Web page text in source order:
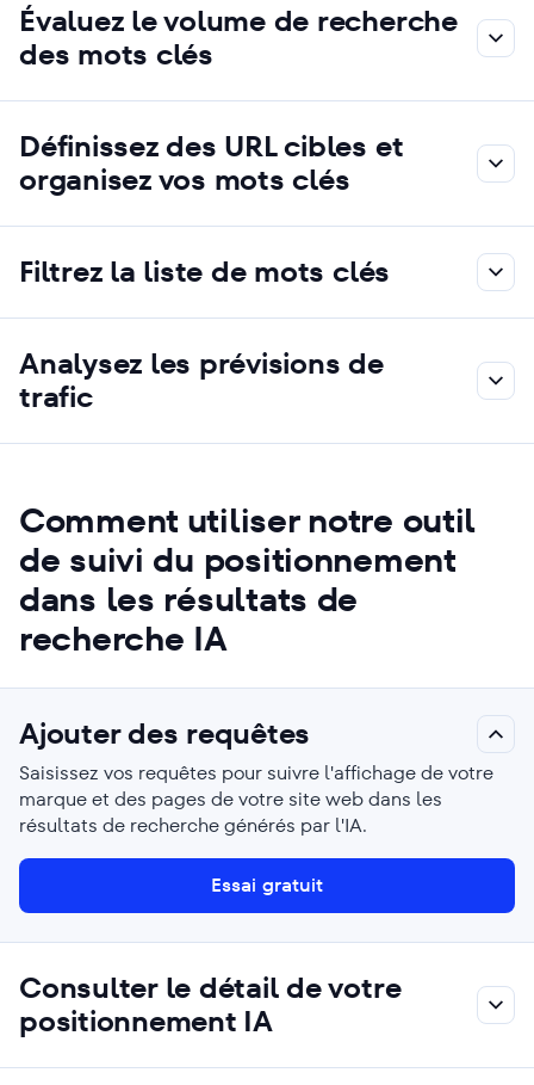
Évaluez le volume de recherche
des mots clés
Définissez des URL cibles et
organisez vos mots clés
Filtrez la liste de mots clés
Analysez les prévisions de
trafic
Comment utiliser notre outil
de suivi du positionnement
dans les résultats de
recherche IA
Ajouter des requêtes
Saisissez vos requêtes pour suivre l'affichage de votre
marque et des pages de votre site web dans les
résultats de recherche générés par l'IA.
Essai gratuit
Consulter le détail de votre
positionnement IA